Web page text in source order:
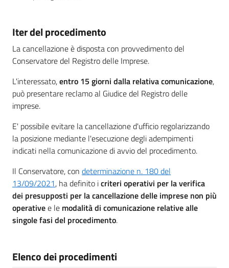
Iter del procedimento
La cancellazione è disposta con provvedimento del
Conservatore del Registro delle Imprese.
L'interessato,entro 15 giorni dalla relativa comunicazione,
può presentare reclamo al Giudice del Registro delle
imprese.
E' possibile evitare la cancellazione d'ufficio regolarizzando
la posizione mediante l'esecuzione degli adempimenti
indicati nella comunicazione di avvio del procedimento.
Il Conservatore, con determinazione n. 180 del
13/09/2021, ha definito icriteri operativi per la verifica
dei presupposti per la cancellazione delle imprese non più
operativee le modalità di comunicazione relative alle
singole fasi del procedimento.
Elenco dei procedimenti